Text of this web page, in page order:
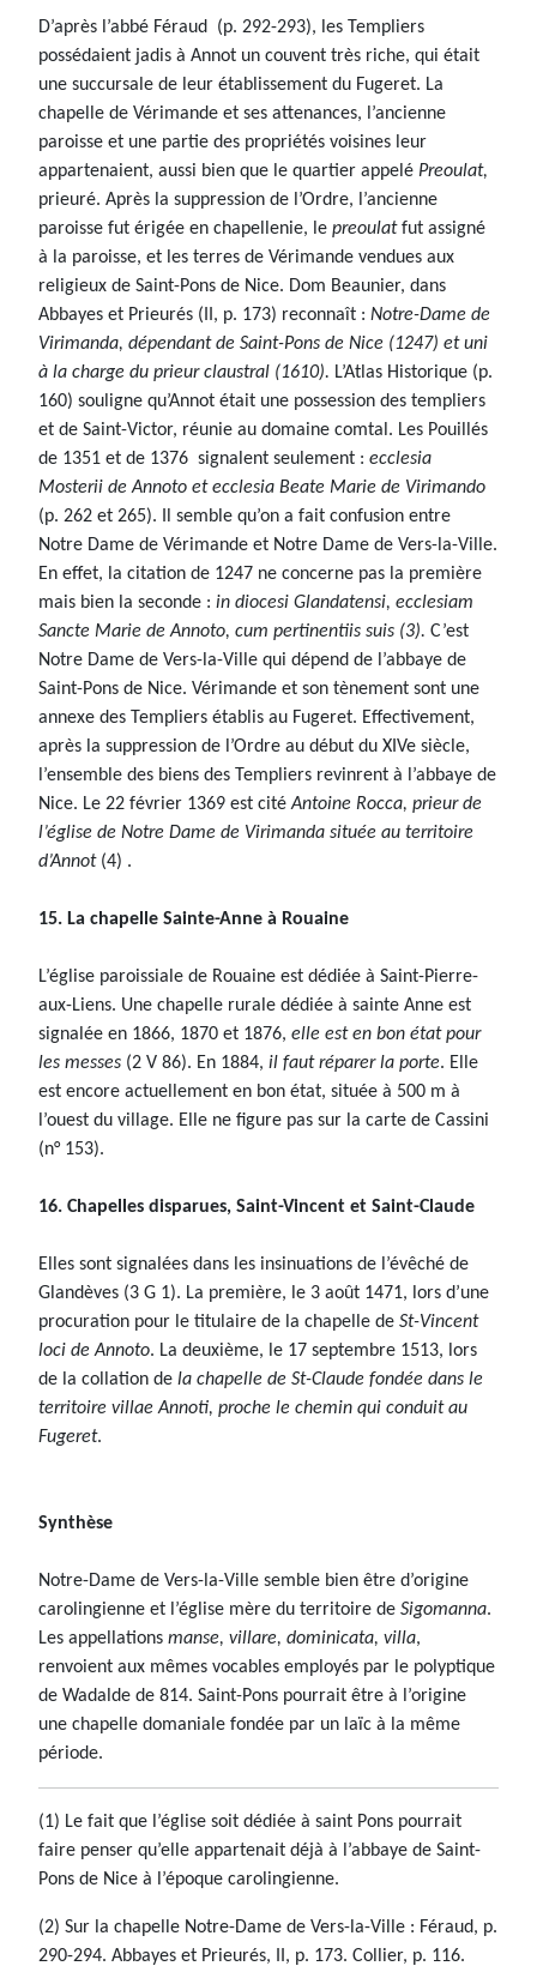
D’après l’abbé Féraud (p. 292-293), les Templiers
possédaient jadis à Annot un couvent très riche, qui était
une succursale de leur établissement du Fugeret. La
chapelle de Vérimande et ses attenances, l’ancienne
paroisse et une partie des propriétés voisines leur
appartenaient, aussi bien que le quartier appelé Preoulat,
prieuré. Après la suppression de l’Ordre, l’ancienne
paroisse fut érigée en chapellenie, le preoulatfut assigné
à la paroisse, et les terres de Vérimande vendues aux
religieux de Saint-Pons de Nice. Dom Beaunier, dans
Abbayes et Prieurés (II, p. 173) reconnaît : Notre-Dame de
Virimanda, dépendant de Saint-Pons de Nice (1247) et uni
à la charge du prieur claustral (1610). L’Atlas Historique (p.
160) souligne qu’Annot était une possession des templiers
et de Saint-Victor, réunie au domaine comtal. Les Pouillés
de 1351 et de 1376 signalent seulement : ecclesia
Mosterii de Annoto et ecclesia Beate Marie de Virimando
(p. 262 et 265). Il semble qu’on a fait confusion entre
Notre Dame de Vérimande et Notre Dame de Vers-la-Ville.
En effet, la citation de 1247 ne concerne pas la première
mais bien la seconde : in diocesi Glandatensi, ecclesiam
Sancte Marie de Annoto, cum pertinentiis suis (3). C’est
Notre Dame de Vers-la-Ville qui dépend de l’abbaye de
Saint-Pons de Nice. Vérimande et son tènement sont une
annexe des Templiers établis au Fugeret. Effectivement,
après la suppression de l’Ordre au début du XIVe siècle,
l’ensemble des biens des Templiers revinrent à l’abbaye de
Nice. Le 22 février 1369 est citéAntoine Rocca, prieur de
l’église de Notre Dame de Virimanda située au territoire
d’Annot(4) .
15. La chapelle Sainte-Anne à Rouaine
L’église paroissiale de Rouaine est dédiée à Saint-Pierre-
aux-Liens. Une chapelle rurale dédiée à sainte Anne est
signalée en 1866, 1870 et 1876, elle est en bon état pour
les messes (2 V 86). En 1884, il faut réparer la porte. Elle
est encore actuellement en bon état, située à 500 m à
l’ouest du village. Elle ne figure pas sur la carte de Cassini
(n° 153).
16. Chapelles disparues, Saint-Vincent et Saint-Claude
Elles sont signalées dans les insinuations de l’évêché de
Glandèves (3 G 1). La première, le 3 août 1471, lors d’une
procuration pour le titulaire de la chapelle de St-Vincent
loci de Annoto. La deuxième, le 17 septembre 1513, lors
de la collation de la chapelle de St-Claude fondée dans le
territoire villae Annoti, proche le chemin qui conduit au
Fugeret.
Synthèse
Notre-Dame de Vers-la-Ville semble bien être d’origine
carolingienne et l’église mère du territoire de Sigomanna.
Les appellations manse, villare, dominicata, villa,
renvoient aux mêmes vocables employés par le polyptique
de Wadalde de 814. Saint-Pons pourrait être à l’origine
une chapelle domaniale fondée par un laïc à la même
période.
(1) Le fait que l’église soit dédiée à saint Pons pourrait
faire penser qu’elle appartenait déjà à l’abbaye de Saint-
Pons de Nice à l’époque carolingienne.
(2) Sur la chapelle Notre-Dame de Vers-la-Ville : Féraud, p.
290-294. Abbayes et Prieurés, II, p. 173. Collier, p. 116.